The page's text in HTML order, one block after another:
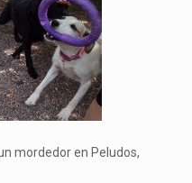
mordedor en Peludos,